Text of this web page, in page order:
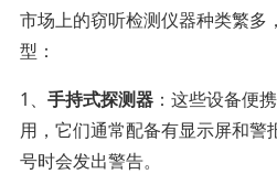
市场上的窃听检测仪器种类繁多
型：
1、 手持式探测器：这些设备便
用，它们通常配备有显示屏和警
号时会发出警告。